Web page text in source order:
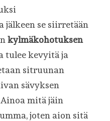
jälkeen se siirretään
kylmäkohotuksen
tulee kevyitä ja
sitruunan
sävyksen
mitä jäin
joten aion sitä